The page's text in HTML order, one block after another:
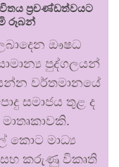
ප්‍රචණ්ඩත්වයට
රූබන්
ඖෂධ
පුද්ගලයන්
වර්තමානයේ
සමාජය තුළ ද
කොට මාධ්‍ය
සහ කරුණු විකෘති